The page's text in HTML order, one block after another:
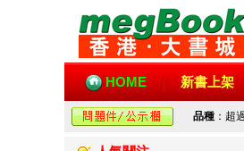
HOME 新書上架
品種 ：超